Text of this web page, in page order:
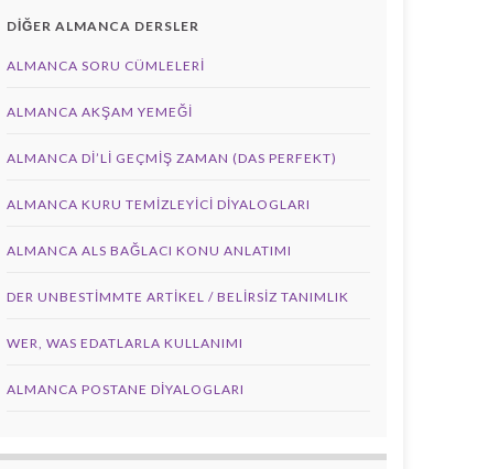
DİĞER ALMANCA DERSLER
ALMANCA SORU CÜMLELERI
ALMANCA AKŞAM YEMEĞI
ALMANCA DI’LI GEÇMIŞ ZAMAN (DAS PERFEKT)
ALMANCA KURU TEMIZLEYICI DIYALOGLARI
ALMANCA ALS BAĞLACI KONU ANLATIMI
DER UNBESTIMMTE ARTIKEL / BELIRSIZ TANIMLIK
WER, WAS EDATLARLA KULLANIMI
ALMANCA POSTANE DIYALOGLARI